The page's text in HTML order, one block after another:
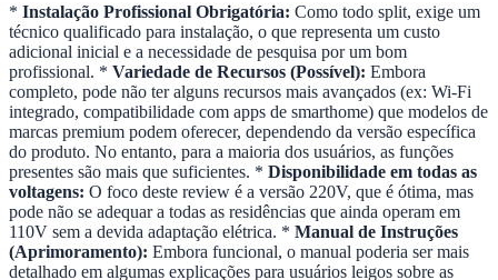
* Instalação Profissional Obrigatória: Como todo split, exige um
técnico qualificado para instalação, o que representa um custo
adicional inicial e a necessidade de pesquisa por um bom
profissional. * Variedade de Recursos (Possível): Embora
completo, pode não ter alguns recursos mais avançados (ex: Wi-Fi
integrado, compatibilidade com apps de smarthome) que modelos de
marcas premium podem oferecer, dependendo da versão específica
do produto. No entanto, para a maioria dos usuários, as funções
presentes são mais que suficientes. * Disponibilidade em todas as
voltagens: O foco deste review é a versão 220V, que é ótima, mas
pode não se adequar a todas as residências que ainda operam em
110V sem a devida adaptação elétrica. * Manual de Instruções
(Aprimoramento): Embora funcional, o manual poderia ser mais
detalhado em algumas explicações para usuários leigos sobre as